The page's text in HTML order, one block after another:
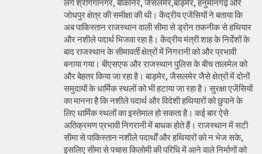
लगे श्रीगंगानगर, बीकानेर, जैसलमेर,बाड़मेर, हनुमानगढ़ और
जोधपुर क्षेत्र की समीक्षा की थी। केंद्रीय एजेंसियों ने बताया कि
अब पाकिस्तान राजस्थान वाली सीमा से ड्रोन तकनीक से हथियार
और नशीले पदार्थ भिजवा रहा है। केंद्रीय मंत्री शाह के निर्देशों के
बाद राजस्थान के सीमावर्ती क्षेत्रों में निगरानी को और प्रभावी
बनाया गया। बीएसएफ और राजस्थान पुलिस के बीच तालमेल को
और बेहतर किया जा रहा है। बाड़मेर, जैसलमेर जैसे क्षेत्रों में दोनों
समुदायों के धार्मिक स्थलों को भी हटाया जा रहा है। सुरक्षा एजेंसियों
का मानना है कि नशीले पदार्थ और विदेशी हथियारों को छुपाने के
लिए धार्मिक स्थलों का इस्तेमाल हो सकता है। कई बार ऐसे
अतिक्रमण प्रभावी निगरानी में बाधक होते हैं। राजस्थान में सटी
सीमा से पाकिस्तान नशीले पदार्थों और हथियारों को न भेज सके,
इसलिए सीमा से पचास किलोमी की परिधि में आने वाले निर्माणों को